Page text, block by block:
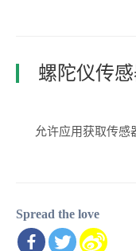
螺陀仪传
允许应用获取传感
Spread the love